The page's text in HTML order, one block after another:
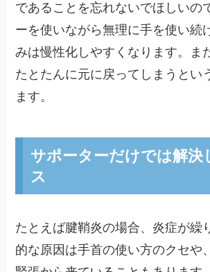
であることを忘れないでほしいの
ーを使いながら無理に手を使い続
みは慢性化しやすくなります。ま
たとたんに元に戻ってしまうとい
ます。
サポーターだけでは解決
ス
たとえば腱鞘炎の場合、炎症が繰
的な原因は手首の使い方のクセや